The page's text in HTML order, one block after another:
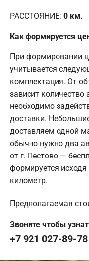
РАССТОЯНИЕ: 0 км.
Как формируется
При формировании
учитывается
комплектация. От
зависит количество
необходимо
доставки.
доставляем одной
обычно нужно два
от г. Пестово —
формируется исходя
километр.
Предполагаемая
Звоните чтобы
+7 921 027-89-78